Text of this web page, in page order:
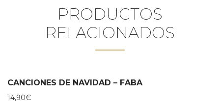
PRODUCTOS
RELACIONADOS
CANCIONES DE NAVIDAD – FABA
14,90€